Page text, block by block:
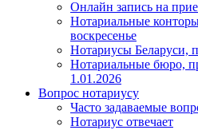
Онлайн запись на
Нотариальные
воскресенье
Нотариусы Беларуси,
Нотариальные бюро,
1.01.2026
Вопрос нотариусу
Часто задаваемые
Нотариус отвечает